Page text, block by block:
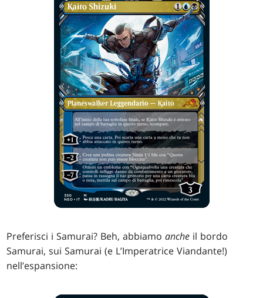
Preferisci i Samurai? Beh, abbiamoanche il bordo
Samurai, sui Samurai (e L’Imperatrice Viandante!)
nell’espansione: